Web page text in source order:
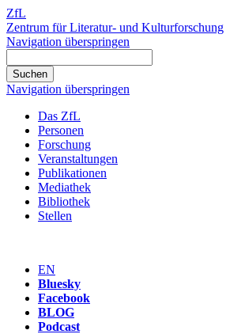
ZfL
Zentrum für Literatur- und Kulturforschung
Navigation überspringen
Navigation überspringen
Das ZfL
Personen
Forschung
Veranstaltungen
Publikationen
Mediathek
Bibliothek
Stellen
EN
Bluesky
Facebook
BLOG
Podcast